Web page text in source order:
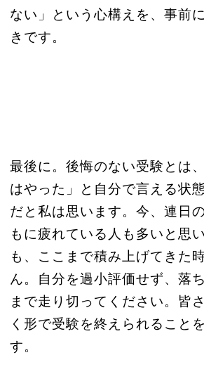
ない」という心構えを、事前
きです。
最後に。後悔のない受験とは
はやった」と自分で言える状
だと私は思います。今、連日
もに疲れている人も多いと思
も、ここまで積み上げてきた
ん。自分を過小評価せず、落
まで走り切ってください。皆
く形で受験を終えられること
す。